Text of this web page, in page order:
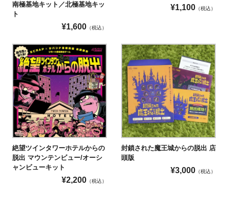
南極基地キット／北極基地キッ
ト
¥1,600 （税込）
¥1,100 （税込）
絶望ツインタワーホテルからの
脱出 マウンテンビュー/オーシ
ャンビューキット
¥2,200 （税込）
封鎖された魔王城からの脱出 店
頭版
¥3,000 （税込）